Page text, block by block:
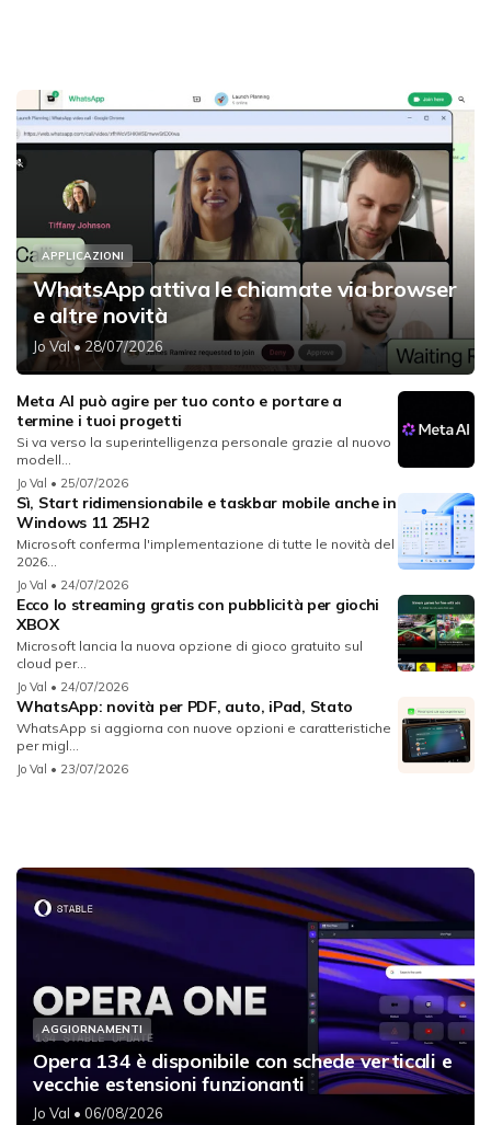
APPLICAZIONI
WhatsApp attiva le chiamate via browser
e altre novità
Jo Val• 28/07/2026
Meta AI può agire per tuo conto e portare a
termine i tuoi progetti
Si va verso la superintelligenza personale grazie al nuovo
modell...
Jo Val • 25/07/2026
Sì, Start ridimensionabile e taskbar mobile anche in
Windows 11 25H2
Microsoft conferma l'implementazione di tutte le novità del
2026...
Jo Val • 24/07/2026
Ecco lo streaming gratis con pubblicità per giochi
XBOX
Microsoft lancia la nuova opzione di gioco gratuito sul
cloud per...
Jo Val • 24/07/2026
WhatsApp: novità per PDF, auto, iPad, Stato
WhatsApp si aggiorna con nuove opzioni e caratteristiche
per migl...
Jo Val • 23/07/2026
AGGIORNAMENTI
Opera 134 è disponibile con schede verticali e
vecchie estensioni funzionanti
Jo Val • 06/08/2026